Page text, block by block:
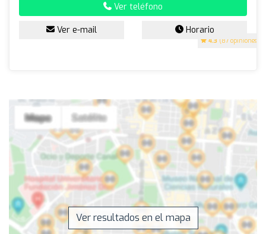
4.3 (87 opiniones)
Ver teléfono
Ver e-mail Horario
Ver resultados en el mapa